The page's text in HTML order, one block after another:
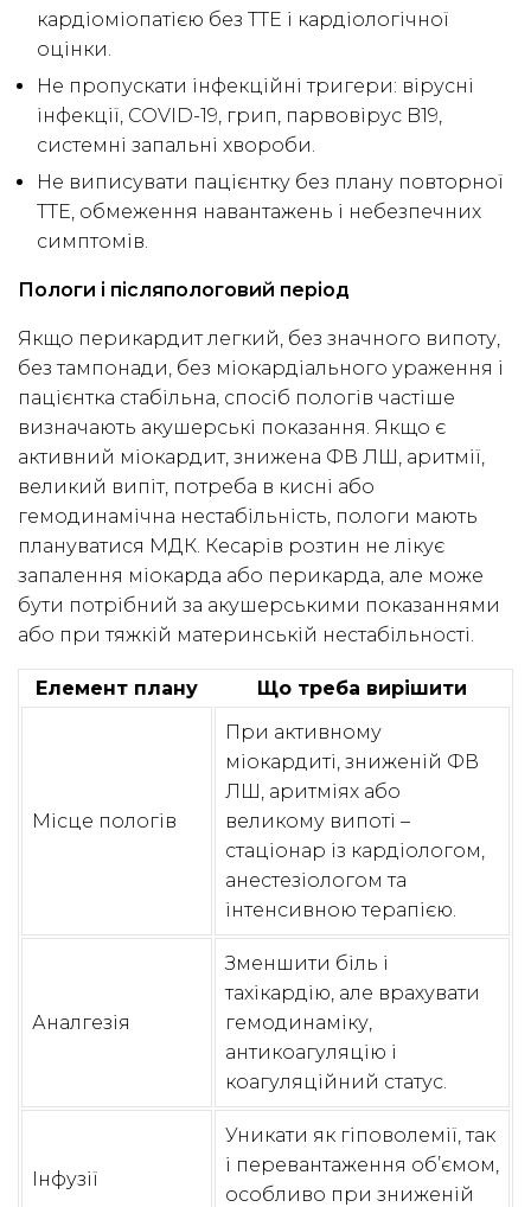
кардіоміопатією без ТТЕ і кардіологічної
оцінки.
Не пропускати інфекційні тригери: вірусні
інфекції, COVID-19, грип, парвовірус B19,
системні запальні хвороби.
Не виписувати пацієнтку без плану повторної
ТТЕ, обмеження навантажень і небезпечних
симптомів.
Пологи і післяпологовий період
Якщо перикардит легкий, без значного випоту,
без тампонади, без міокардіального ураження і
пацієнтка стабільна, спосіб пологів частіше
визначають акушерські показання. Якщо є
активний міокардит, знижена ФВ ЛШ, аритмії,
великий випіт, потреба в кисні або
гемодинамічна нестабільність, пологи мають
плануватися МДК. Кесарів розтин не лікує
запалення міокарда або перикарда, але може
бути потрібний за акушерськими показаннями
або при тяжкій материнській нестабільності.
Елемент плану Що треба вирішити
Місце пологів
При активному
міокардиті, зниженій ФВ
ЛШ, аритміях або
великому випоті –
стаціонар із кардіологом,
анестезіологом та
інтенсивною терапією.
Аналгезія
Зменшити біль і
тахікардію, але врахувати
гемодинаміку,
антикоагуляцію і
коагуляційний статус.
Інфузії
Уникати як гіповолемії, так
і перевантаження об’ємом,
особливо при зниженій